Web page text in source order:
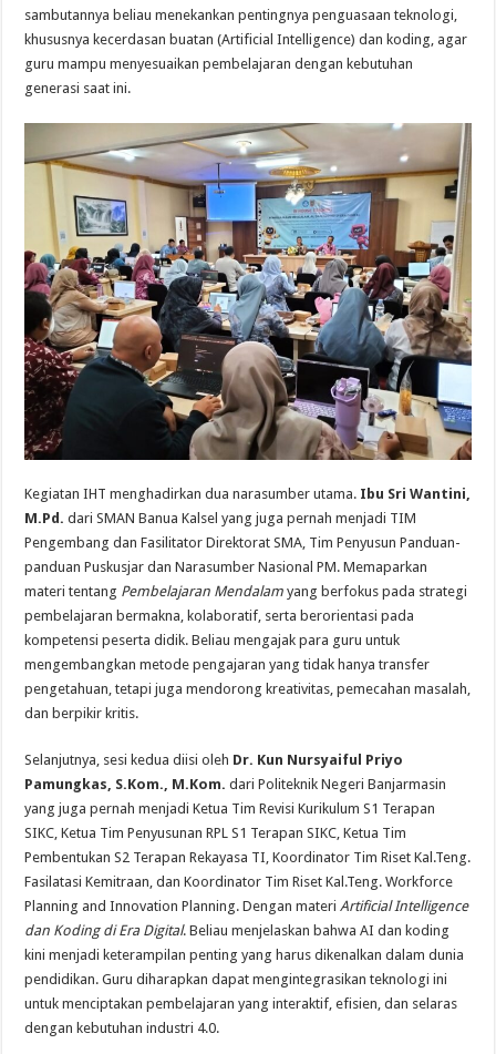
sambutannya beliau menekankan pentingnya penguasaan teknologi,
khususnya kecerdasan buatan (Artificial Intelligence) dan koding, agar
guru mampu menyesuaikan pembelajaran dengan kebutuhan
generasi saat ini.
Kegiatan IHT menghadirkan dua narasumber utama. Ibu Sri Wantini,
M.Pd. dari SMAN Banua Kalsel yang juga pernah menjadi TIM
Pengembang dan Fasilitator Direktorat SMA, Tim Penyusun Panduan-
panduan Puskusjar dan Narasumber Nasional PM. Memaparkan
materi tentang Pembelajaran Mendalam yang berfokus pada strategi
pembelajaran bermakna, kolaboratif, serta berorientasi pada
kompetensi peserta didik. Beliau mengajak para guru untuk
mengembangkan metode pengajaran yang tidak hanya transfer
pengetahuan, tetapi juga mendorong kreativitas, pemecahan masalah,
dan berpikir kritis.
Selanjutnya, sesi kedua diisi oleh Dr. Kun Nursyaiful Priyo
Pamungkas, S.Kom., M.Kom. dari Politeknik Negeri Banjarmasin
yang juga pernah menjadi Ketua Tim Revisi Kurikulum S1 Terapan
SIKC, Ketua Tim Penyusunan RPL S1 Terapan SIKC, Ketua Tim
Pembentukan S2 Terapan Rekayasa TI, Koordinator Tim Riset Kal.Teng.
Fasilatasi Kemitraan, dan Koordinator Tim Riset Kal.Teng. Workforce
Planning and Innovation Planning. Dengan materiArtificial Intelligence
dan Koding di Era Digital. Beliau menjelaskan bahwa AI dan koding
kini menjadi keterampilan penting yang harus dikenalkan dalam dunia
pendidikan. Guru diharapkan dapat mengintegrasikan teknologi ini
untuk menciptakan pembelajaran yang interaktif, efisien, dan selaras
dengan kebutuhan industri 4.0.